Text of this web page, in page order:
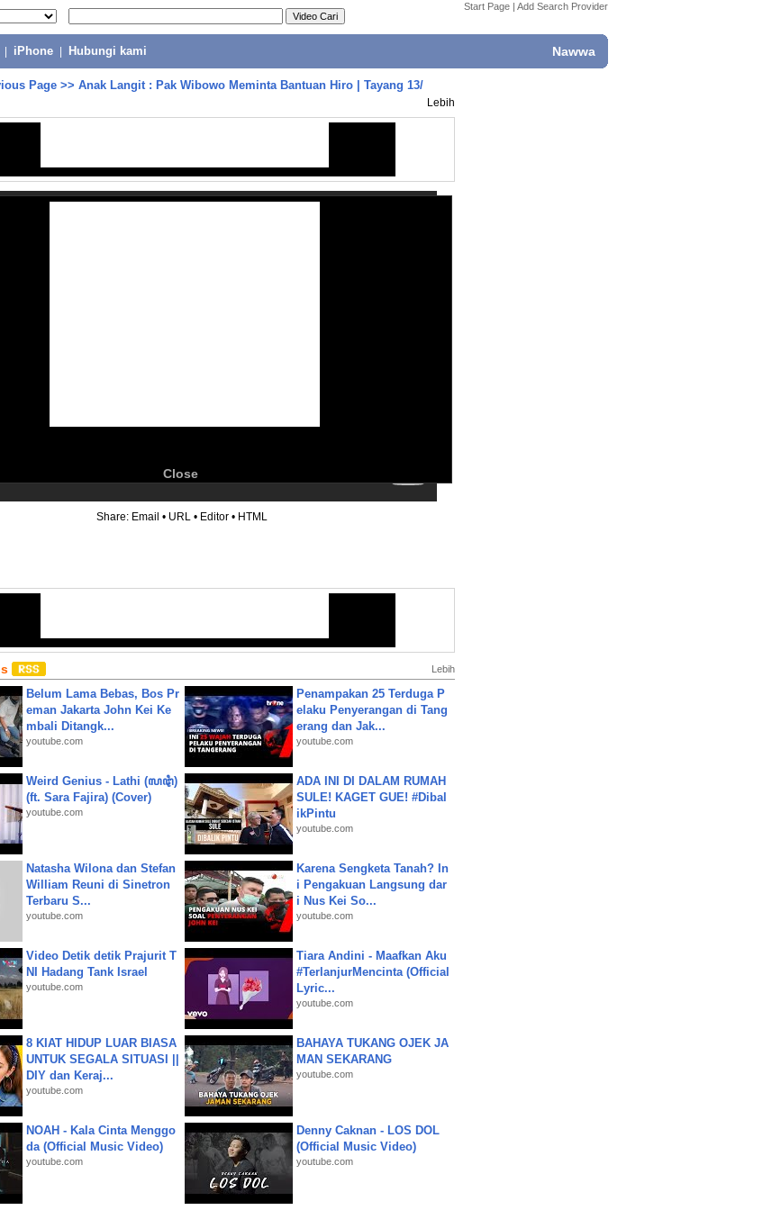
Start Page | Add Search Provider
iPhone Hubungi kami Nawwa
Page >> Anak Langit : Pak Wibowo Meminta Bantuan Hiro | Tayang 13/
Lebih
Close
Share: Email • URL • Editor • HTML
Lebih
Belum Lama Bebas, Bos Pr
eman Jakarta John Kei Ke
mbali Ditangk...
youtube.com
Penampakan 25 Terduga P
elaku Penyerangan di Tang
erang dan Jak...
youtube.com
Weird Genius - Lathi (ꦭꦛꦶ)
(ft. Sara Fajira) (Cover)
youtube.com
ADA INI DI DALAM RUMAH
SULE! KAGET GUE! #Dibal
ikPintu
youtube.com
Natasha Wilona dan Stefan
William Reuni di Sinetron
Terbaru S...
youtube.com
Karena Sengketa Tanah? In
i Pengakuan Langsung dar
i Nus Kei So...
youtube.com
Video Detik detik Prajurit T
NI Hadang Tank Israel
youtube.com
Tiara Andini - Maafkan Aku
#TerlanjurMencinta (Official
Lyric...
youtube.com
8 KIAT HIDUP LUAR BIASA
UNTUK SEGALA SITUASI ||
DIY dan Keraj...
youtube.com
BAHAYA TUKANG OJEK JA
MAN SEKARANG
youtube.com
NOAH - Kala Cinta Menggo
da (Official Music Video)
youtube.com
Denny Caknan - LOS DOL
(Official Music Video)
youtube.com